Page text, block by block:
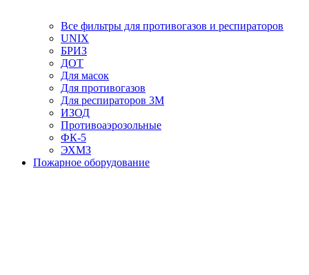
Все фильтры для противогазов и респираторов
UNIX
БРИЗ
ДОТ
Для масок
Для противогазов
Для респираторов 3М
ИЗОД
Противоаэрозольные
ФК-5
ЭХМЗ
Пожарное оборудование